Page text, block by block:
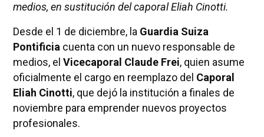
medios, en sustitución del caporal Eliah Cinotti.
Desde el 1 de diciembre, la Guardia Suiza
Pontificiacuenta con un nuevo responsable de
medios, el Vicecaporal Claude Frei, quien asume
oficialmente el cargo en reemplazo del Caporal
Eliah Cinotti, que dejó la institución a finales de
noviembre para emprender nuevos proyectos
profesionales.